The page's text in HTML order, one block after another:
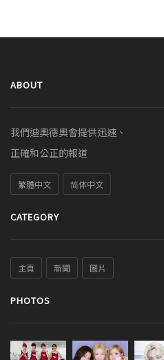
ABOUT
我們迪奧德奧會提供迅速、
正確和公正的報道
繁體中文 简体中文
CATEGORY
主頁 新聞 圖片
PHOTOS